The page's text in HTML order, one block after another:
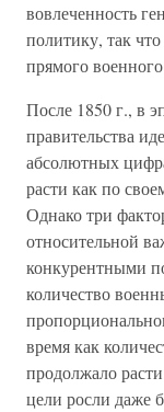
вовлеченность
политику, так
прямого
После 1850 г., в
правительства
абсолютных
расти как по
Однако три
относительной
конкурентными
количество
время как
продолжало
цели росли даже